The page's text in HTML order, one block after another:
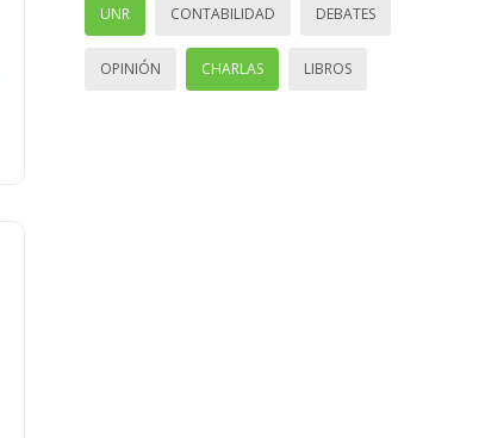
UNR CONTABILIDAD DEBATES
OPINIÓN CHARLAS LIBROS